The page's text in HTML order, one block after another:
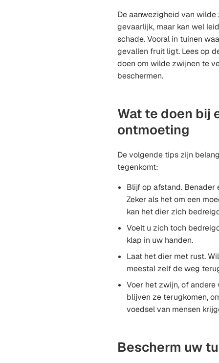
De aanwezigheid van
gevaarlijk, maar kan wel
schade. Vooral in tuinen
gevallen fruit ligt. Lees op
doen om wilde zwijnen te
beschermen.
Wat te doen bij
ontmoeting
De volgende tips zijn
tegenkomt:
Blijf op afstand. Benader
Zeker als het om een
kan het dier zich
Voelt u zich toch
klap in uw handen.
Laat het dier met rust.
meestal zelf de weg
Voer het zwijn, of andere
blijven ze terugkomen,
voedsel van mensen
Bescherm uw